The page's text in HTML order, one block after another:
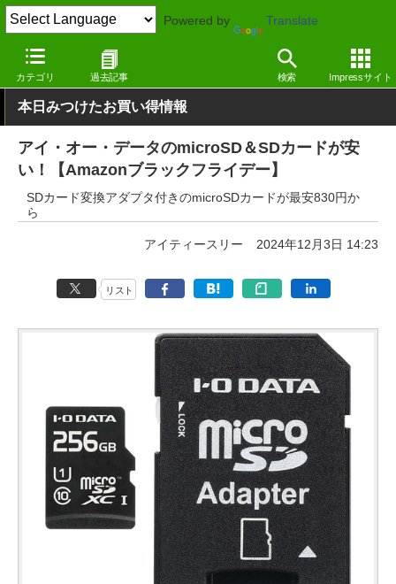
Powered by Translate
カテゴリ 過去記事 検索 Impressサイト
窓の杜 システム・ファイル その他
本日みつけたお買い得情報
アイ・オー・データのmicroSD＆SDカードが安
い！【Amazonブラックフライデー】
SDカード変換アダプタ付きのmicroSDカードが最安830円か
ら
アイティースリー 2024年12月3日 14:23
リスト